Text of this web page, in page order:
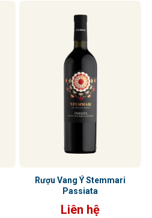
Rượu Vang Ý Stemmari
Passiata
Liên hệ